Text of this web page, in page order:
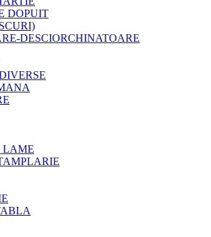
DOPUIT
DESCIORCHINATOARE
LAME